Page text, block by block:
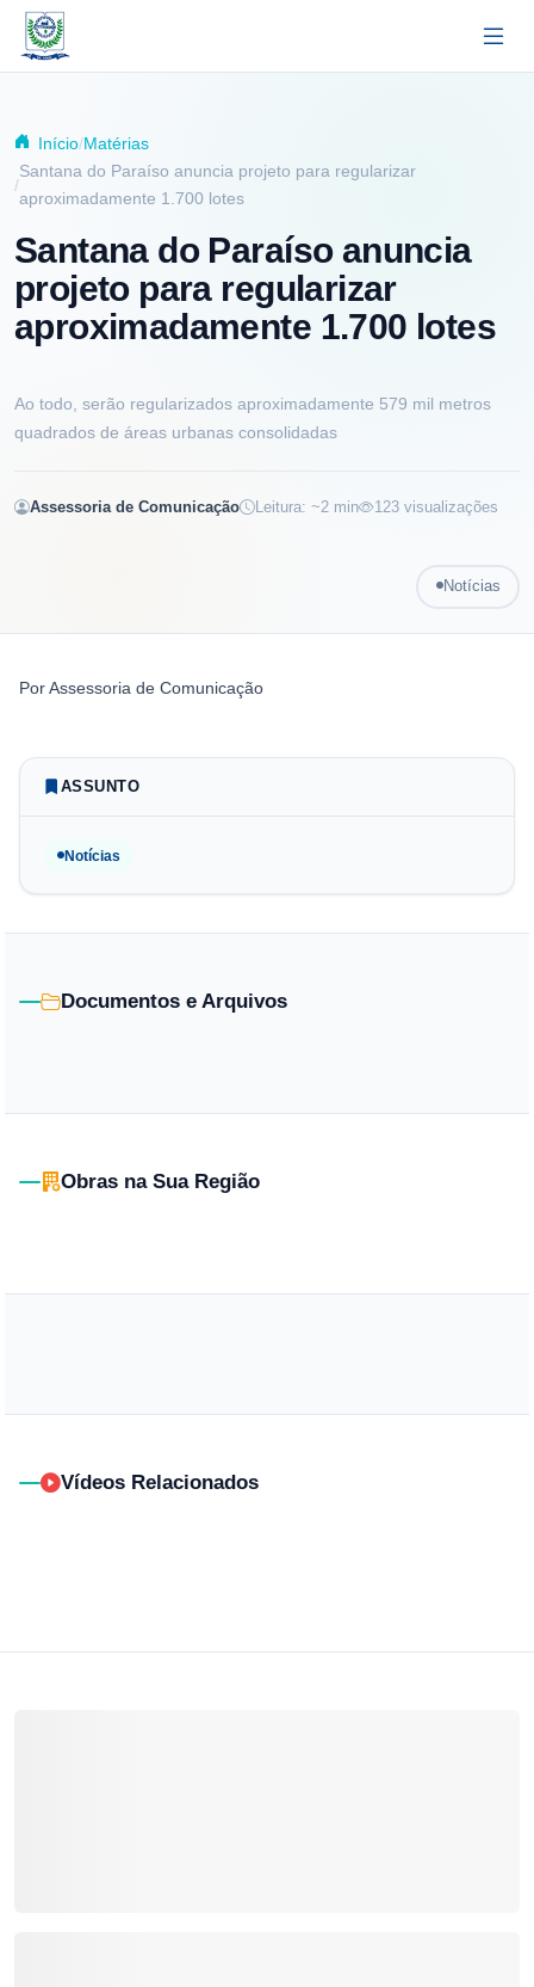
Pular para o conteúdo principal
Início Matérias
Santana do Paraíso anuncia projeto para regularizar
aproximadamente 1.700 lotes
Santana do Paraíso anuncia
projeto para regularizar
aproximadamente 1.700 lotes
Notícias
Ao todo, serão regularizados aproximadamente 579 mil metros
quadrados de áreas urbanas consolidadas
Assessoria de Comunicação Leitura: ~2 min 123 visualizações
PorAssessoria de Comunicação
ASSUNTO
Notícias
Documentos e Arquivos
Obras na Sua Região
Vídeos Relacionados